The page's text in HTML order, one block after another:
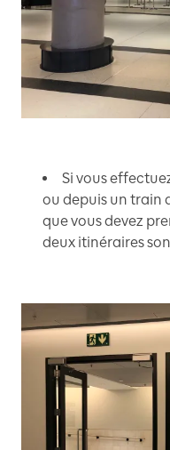
Si vous
ou depuis un train
que vous devez
deux itinéraires